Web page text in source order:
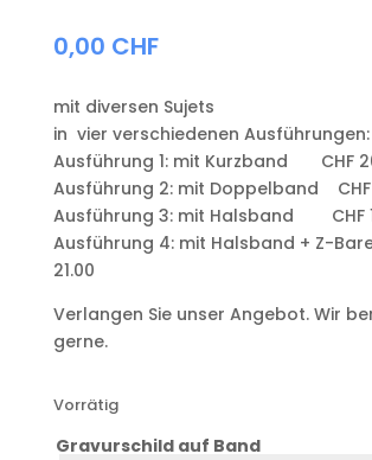
0,00 CHF
mit diversen Sujets
in vier verschiedenen Ausführungen:
Ausführung 1: mit Kurzband CHF
Ausführung 2: mit Doppelband CHF
Ausführung 3: mit Halsband CHF
Ausführung 4: mit Halsband + Z-
21.00
Verlangen Sie unser Angebot. Wir
gerne.
Vorrätig
Gravurschild auf Band